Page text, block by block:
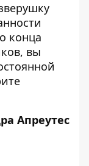
конца
вы
Апреутес